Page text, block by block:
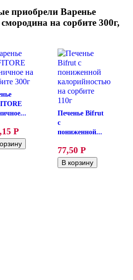
приобрели Варенье
на сорбите 300г,
Р
Печенье Bifrut
с
пониженной...
77,50 Р